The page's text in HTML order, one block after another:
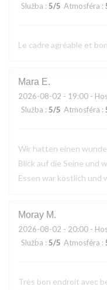
Služba : 5/5 Atmosféra :
Le cadre agréable et
Mara E
2026-08-02 - 19:00 -
Služba : 5/5 Atmosféra :
Wir hatten einen
Blick auf die Seine und
Essen war köstlich und
Moray M
2026-08-02 - 20:00 -
Služba : 5/5 Atmosféra :
Très bon endroit avec